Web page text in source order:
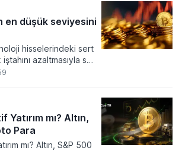
milyon dolar
en düşük seviyesini
hisselerindeki sert
azaltmasıyla son
indi.
mı? Altın,
Para
mı? Altın, S&P 500